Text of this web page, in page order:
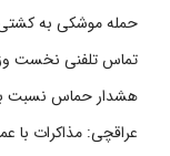
حمله موشکی به کشتی
تماس تلفنی نخست
هشدار حماس نسبت
عراقچی: مذاکرات با